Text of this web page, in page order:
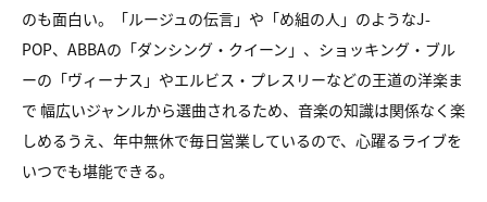
のも面白い。
「ルージュの伝言」や「め組の人」のようなJ-
POP、 ABBAの「ダンシング・クイーン」、 ショッキング・ブル
ーの「ヴィーナス」やエルビス・プレスリーなどの王道の洋楽ま
で 幅広いジャンルから選曲されるため、 音楽の知識は関係なく楽
しめるうえ、 年中無休で毎日営業しているので、心躍るライブを
いつでも堪能できる。